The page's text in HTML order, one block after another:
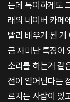
는데 특이하게도
래의 네이버 카페
빨리 배우게 된
금 재미난 특징이
소리를 하는거 같
전이 일어난다는
르치는 사람이 있